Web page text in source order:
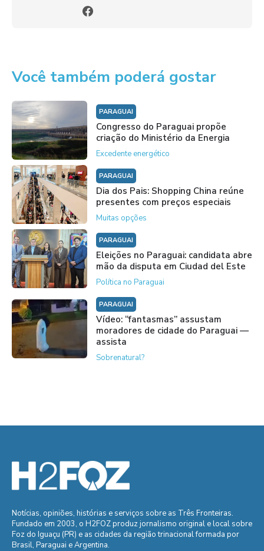
Você também poderá gostar
PARAGUAI
Congresso do Paraguai propõe
criação do Ministério da Energia
Excedente energético
PARAGUAI
Dia dos Pais: Shopping China reúne
presentes com preços especiais
Muitas opções
PARAGUAI
Eleições no Paraguai: candidata abre
mão da disputa em Ciudad del Este
Política no Paraguai
PARAGUAI
Vídeo: “fantasmas” assustam
moradores de cidade do Paraguai —
assista
Sobrenatural?
Notícias, opiniões, histórias e serviços sobre as Três Fronteiras.
Fundado em 2003, o H2FOZ produz jornalismo original e local sobre
Foz do Iguaçu (PR) e as cidades da região trinacional formada por
Brasil, Paraguai e Argentina.